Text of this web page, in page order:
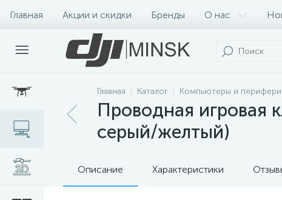
Главная Акции и скидки Бренды О нас
Главная Каталог Компьютеры и
Проводная игровая
серый/желтый)
Описание Характеристики